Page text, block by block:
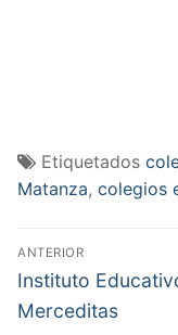
Etiquetados
Matanza, colegios
Navegación
de
entradas
ANTERIOR
Entrada
anterior:
Instituto
Merceditas